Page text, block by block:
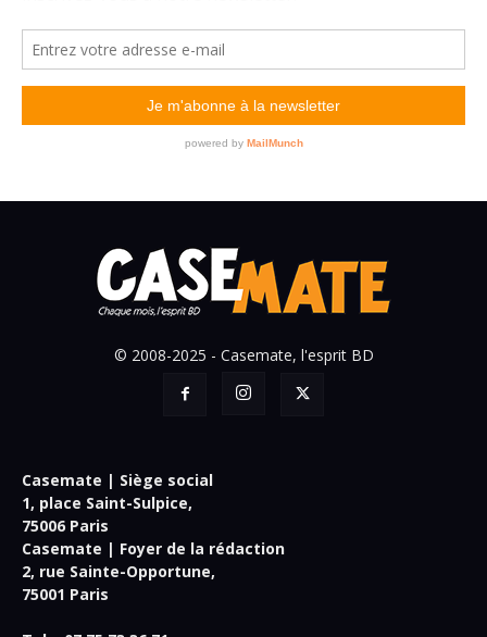
© 2008-2025 - Casemate, l'esprit BD
Casemate | Siège social
1, place Saint-Sulpice,
75006 Paris
Casemate | Foyer de la rédaction
2, rue Sainte-Opportune,
75001 Paris